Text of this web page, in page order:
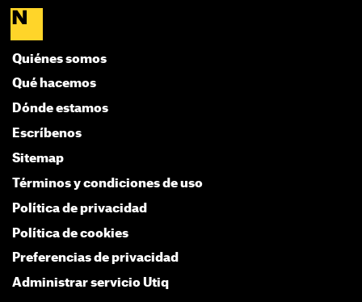
Quiénes somos
Qué hacemos
Dónde estamos
Escríbenos
Sitemap
Términos y condiciones de uso
Política de privacidad
Política de cookies
Preferencias de privacidad
Administrar servicio Utiq